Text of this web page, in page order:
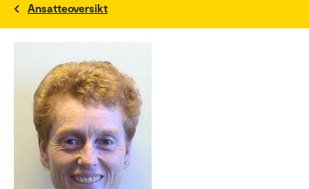
Ansatteoversikt